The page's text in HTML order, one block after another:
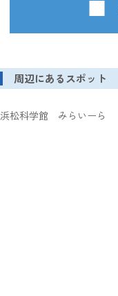
周辺にあるスポット
浜松科学館 みらいーら